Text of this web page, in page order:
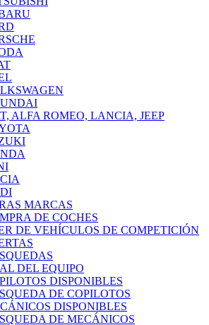
ALFA ROMEO, LANCIA, JEEP
MARCAS
DE COCHES
DE VEHÍCULOS DE COMPETICIÓN
DEL EQUIPO
DISPONIBLES
DE COPILOTOS
DISPONIBLES
DE MECÁNICOS